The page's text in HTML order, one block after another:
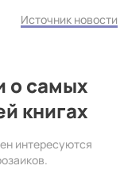
Источник новости
о самых
книгах
интересуются